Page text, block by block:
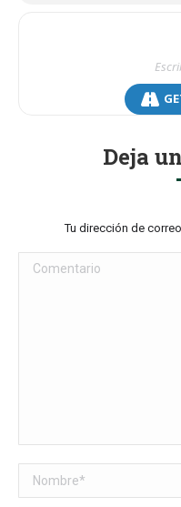
Deja
Tu dirección de
Comentario
Nombre *